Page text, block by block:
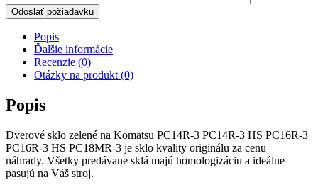
Odoslať požiadavku
Popis
Ďalšie informácie
Recenzie (0)
Otázky na produkt (0)
Popis
Dverové sklo zelené na Komatsu PC14R-3 PC14R-3 HS PC16R-3
PC16R-3 HS PC18MR-3 je sklo kvality originálu za cenu
náhrady. Všetky predávane sklá majú homologizáciu a ideálne
pasujú na Váš stroj.